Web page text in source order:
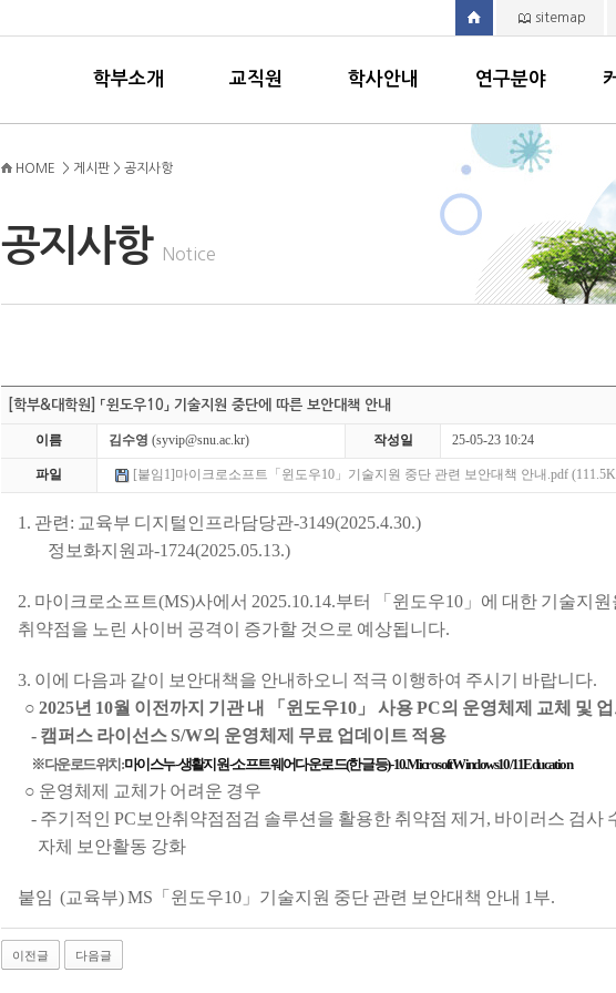
sitemap
학부소개 교직원 학사안내 연구분야
공지사항 Notice
HOME > 게시판 > 공지사항
[학부&대학원] 「윈도우10」 기술지원 중단에 따른 보안대책 안내
이름 김수영 (syvip@snu.ac.kr) 작성일 25-05-23 10:24
파일 [붙임1]마이크로소프트「윈도우10」기술지원 중단 관련 보안대책 안내.pdf
1. 관련: 교육부 디지털인프라담당관-3149(2025.4.30.)
정보화지원과-1724(2025.05.13.)
2. 마이크로소프트(MS)사에서 2025.10.14.부터 「윈도우10」에 대한 기술지
취약점을 노린 사이버 공격이 증가할 것으로 예상됩니다.
3. 이에 다음과 같이 보안대책을 안내하오니 적극 이행하여 주시기 바랍니다.
○ 2025년 10월 이전까지 기관 내 「윈도우10」 사용 PC의 운영체제 교체 및
- 캠퍼스 라이선스 S/W의 운영체제 무료 업데이트 적용
※ 다운로드 위치 :마이스누 - 생활지원 - 소프트웨어다운로드(한글 등) - 10. Microsoft Windows10/11 Education
○ 운영체제 교체가 어려운 경우
- 주기적인 PC보안취약점점검 솔루션을 활용한 취약점 제거, 바이러스 검
자체 보안활동 강화
붙임 (교육부) MS「윈도우10」기술지원 중단 관련 보안대책 안내 1부.
이전글 다음글